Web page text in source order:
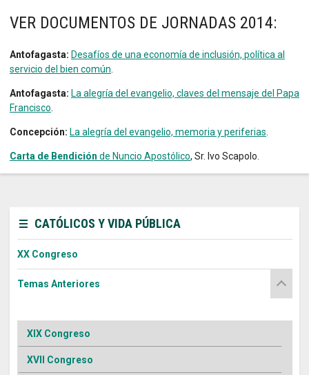
VER DOCUMENTOS DE JORNADAS 2014:
Antofagasta: Desafíos de una economía de inclusión, política al
servicio del bien común
Antofagasta: La alegría del evangelio, claves del mensaje del Papa
Francisco
Concepción: La alegría del evangelio, memoria y periferias
Carta de Bendición de Nuncio Apostólico, Sr. Ivo Scapolo.
CATÓLICOS Y VIDA PÚBLICA
XX Congreso
Temas Anteriores
XIX Congreso
XVII Congreso